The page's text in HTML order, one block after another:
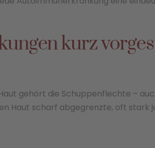
kurz
gehört die Schuppenflechte –
Haut scharf abgegrenzte, oft stark